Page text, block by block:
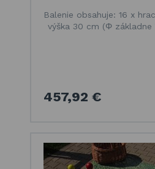
Balenie obsahuje: 16 x
výška 30 cm (Φ základne
457,92 €